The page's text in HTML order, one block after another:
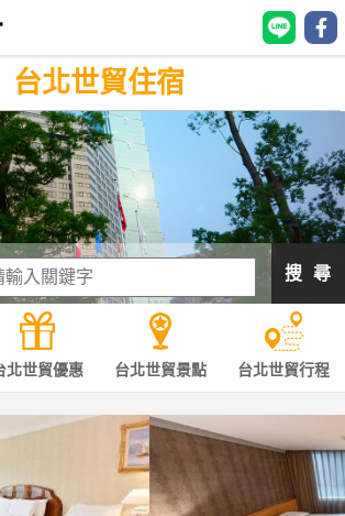
台北世貿住宿
搜 尋
北世貿優惠 台北世貿景點 台北世貿行程